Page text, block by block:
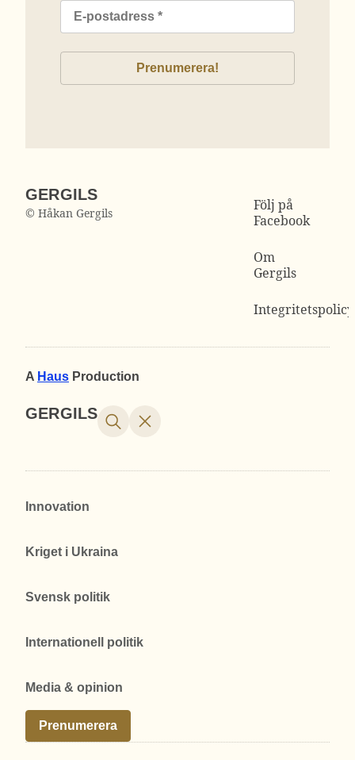
GERGILS
© Håkan Gergils
Följ på
Facebook
Om
Gergils
Integritetspolicy
A Haus Production
GERGILS
Innovation
Kriget i Ukraina
Svensk politik
Internationell politik
Media & opinion
Prenumerera